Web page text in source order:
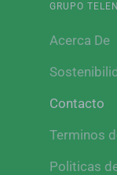
GRUPO
Acerca De
Contacto
Terminos
Politicas